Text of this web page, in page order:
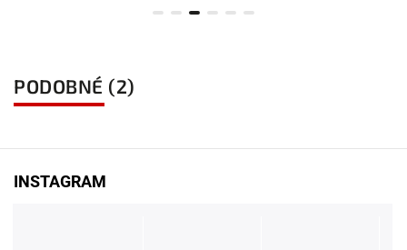
PODOBNÉ (2)
INSTAGRAM